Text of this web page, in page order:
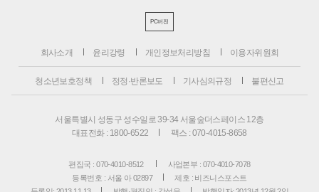
PC버전
회사소개 윤리강령 개인정보처리방침 이용자위원회
청소년보호정책 정정·반론보도 기사심의규정 불편신고
서울특별시 성동구 성수일로 39-34 서울숲더스페이스 12층
대표전화 : 1800-6522
팩스 : 070-4015-8658
편집국 : 070-4010-8512
사업본부 : 070-4010-7078
등록번호 : 서울 아 02897
제호 : 비즈니스포스트